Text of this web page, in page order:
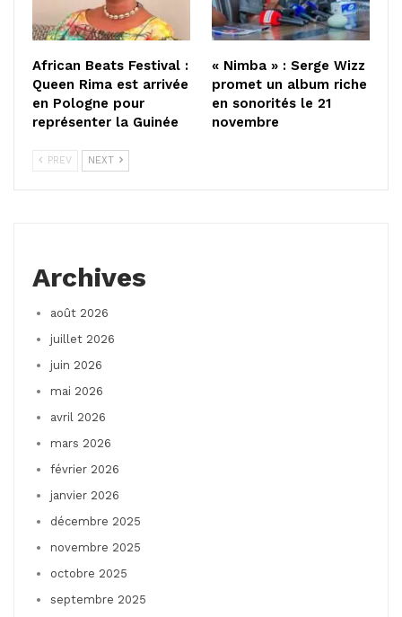
African Beats Festival :
Queen Rima est arrivée
en Pologne pour
représenter la Guinée
« Nimba » : Serge Wizz
promet un album riche
en sonorités le 21
novembre
PREV NEXT
Archives
août 2026
juillet 2026
juin 2026
mai 2026
avril 2026
mars 2026
février 2026
janvier 2026
décembre 2025
novembre 2025
octobre 2025
septembre 2025